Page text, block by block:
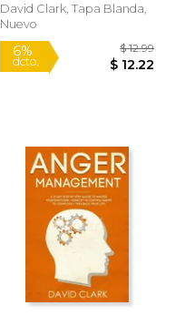
David Clark, Tapa Blanda,
Nuevo